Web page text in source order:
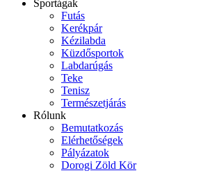
Sportágak
Futás
Kerékpár
Kézilabda
Küzdősportok
Labdarúgás
Teke
Tenisz
Természetjárás
Rólunk
Bemutatkozás
Elérhetőségek
Pályázatok
Dorogi Zöld Kör